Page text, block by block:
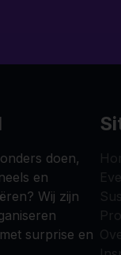
doen,
en
Wij zijn
surprise en